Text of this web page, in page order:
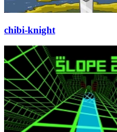
chibi-knight